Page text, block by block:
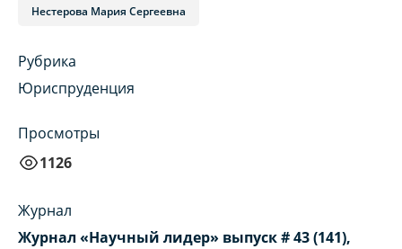
Нестерова Мария Сергеевна
Рубрика
Юриспруденция
Просмотры
1126
Журнал
Журнал «Научный лидер» выпуск # 43 (141),